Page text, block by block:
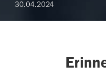
30.04.2024